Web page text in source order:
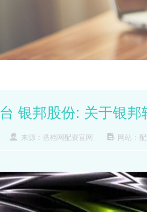
银邦股份: 关于银
来源：搭档网配资官网 网站：